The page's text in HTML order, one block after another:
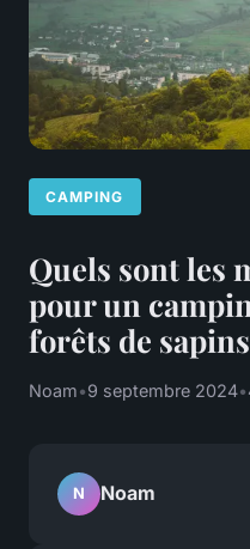
CAMPING
Quels sont les
pour un
forêts de
Noam•9 septembre 2024•
N Noam